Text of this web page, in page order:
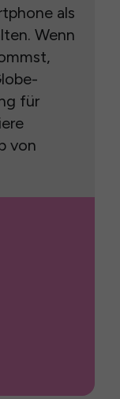
als
Wenn
für
von